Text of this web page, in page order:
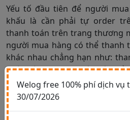
Yếu tố đầu tiên để người
khấu là cần phải tự order
thanh toán trên trang thương
người mua hàng có thể thanh
khác nhau chẳng hạn như:
ngân hàng, thanh toán hộ…
chiết khấu, bạn cần đủ một số
Đăng ký tài khoản trên
tài khoản tiếp thị trên các
Welog free 100% phí dịch vụ
30/07/2026